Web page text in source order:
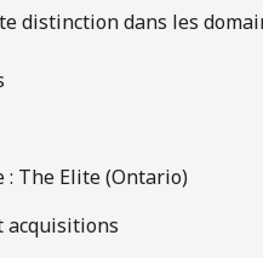
distinction dans les
: The Elite (Ontario)
acquisitions